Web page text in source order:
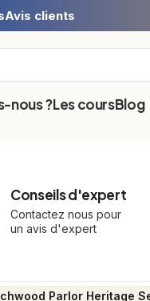
Avis clients
nous ?Les coursBlog
Conseils d'expert
Contactez nous pour
un avis d'expert
Parlor Heritage